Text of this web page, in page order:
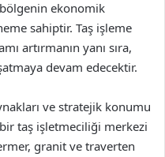
ekonomik
sahiptir. Taş işleme
artırmanın yanı sıra,
devam edecektir.
ve stratejik konumu
taş işletmeciliği merkezi
granit ve traverten